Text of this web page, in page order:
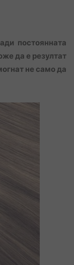
постоянната
да е резултат
не само да